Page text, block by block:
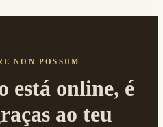
NON POSSUM
está online, é
ao teu